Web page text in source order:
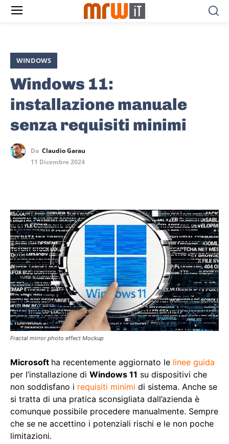
WINDOWS
Windows 11:
installazione manuale
senza requisiti minimi
Da Claudio Garau
11 Dicembre 2024
Fractal mirror photo effect Mockup
Microsoft ha recentemente aggiornato le linee guida
per l’installazione di Windows 11 su dispositivi che
non soddisfano i requisiti minimi di sistema. Anche se
si tratta di una pratica sconsigliata dall’azienda è
comunque possibile procedere manualmente. Sempre
che se ne accettino i potenziali rischi e le non poche
limitazioni.